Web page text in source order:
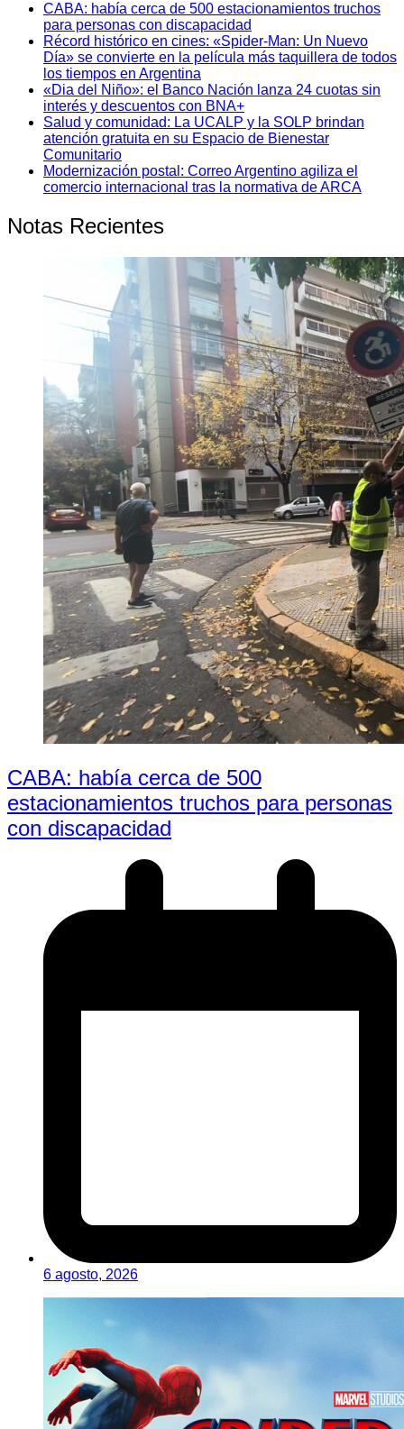
CABA: había cerca de 500 estacionamientos truchos
para personas con discapacidad
Récord histórico en cines: «Spider-Man: Un Nuevo
Día» se convierte en la película más taquillera de todos
los tiempos en Argentina
«Dia del Niño»: el Banco Nación lanza 24 cuotas sin
interés y descuentos con BNA+
Salud y comunidad: La UCALP y la SOLP brindan
atención gratuita en su Espacio de Bienestar
Comunitario
Modernización postal: Correo Argentino agiliza el
comercio internacional tras la normativa de ARCA
Notas Recientes
CABA: había cerca de 500
estacionamientos truchos para personas
con discapacidad
6 agosto, 2026